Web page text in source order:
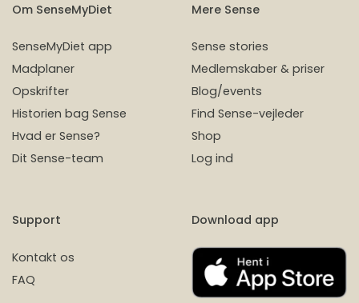
Om SenseMyDiet
SenseMyDiet app
Madplaner
Opskrifter
Historien bag Sense
Hvad er Sense?
Dit Sense-team
Mere Sense
Sense stories
Medlemskaber & priser
Blog/events
Find Sense-vejleder
Shop
Log ind
Support
Kontakt os
FAQ
Download app